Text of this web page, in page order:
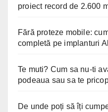
proiect record de 2.600
Fără proteze mobile:
completă pe implanturi
Te muti? Cum sa nu-ti
podeaua sau sa te
De unde poți să îți